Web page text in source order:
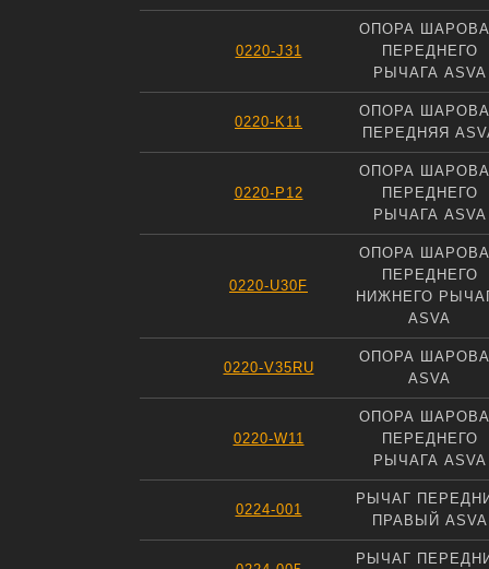
0220-J31
ОПОРА
ПЕРЕДНЕГО
РЫЧАГА ASVA
0220-K11
ОПОРА
ПЕРЕДНЯЯ
0220-P12
ОПОРА
ПЕРЕДНЕГО
РЫЧАГА ASVA
0220-U30F
ОПОРА
ПЕРЕДНЕГО
НИЖНЕГО
ASVA
0220-V35RU
ОПОРА
ASVA
0220-W11
ОПОРА
ПЕРЕДНЕГО
РЫЧАГА ASVA
0224-001
РЫЧАГ
ПРАВЫЙ ASVA
РЫЧАГ